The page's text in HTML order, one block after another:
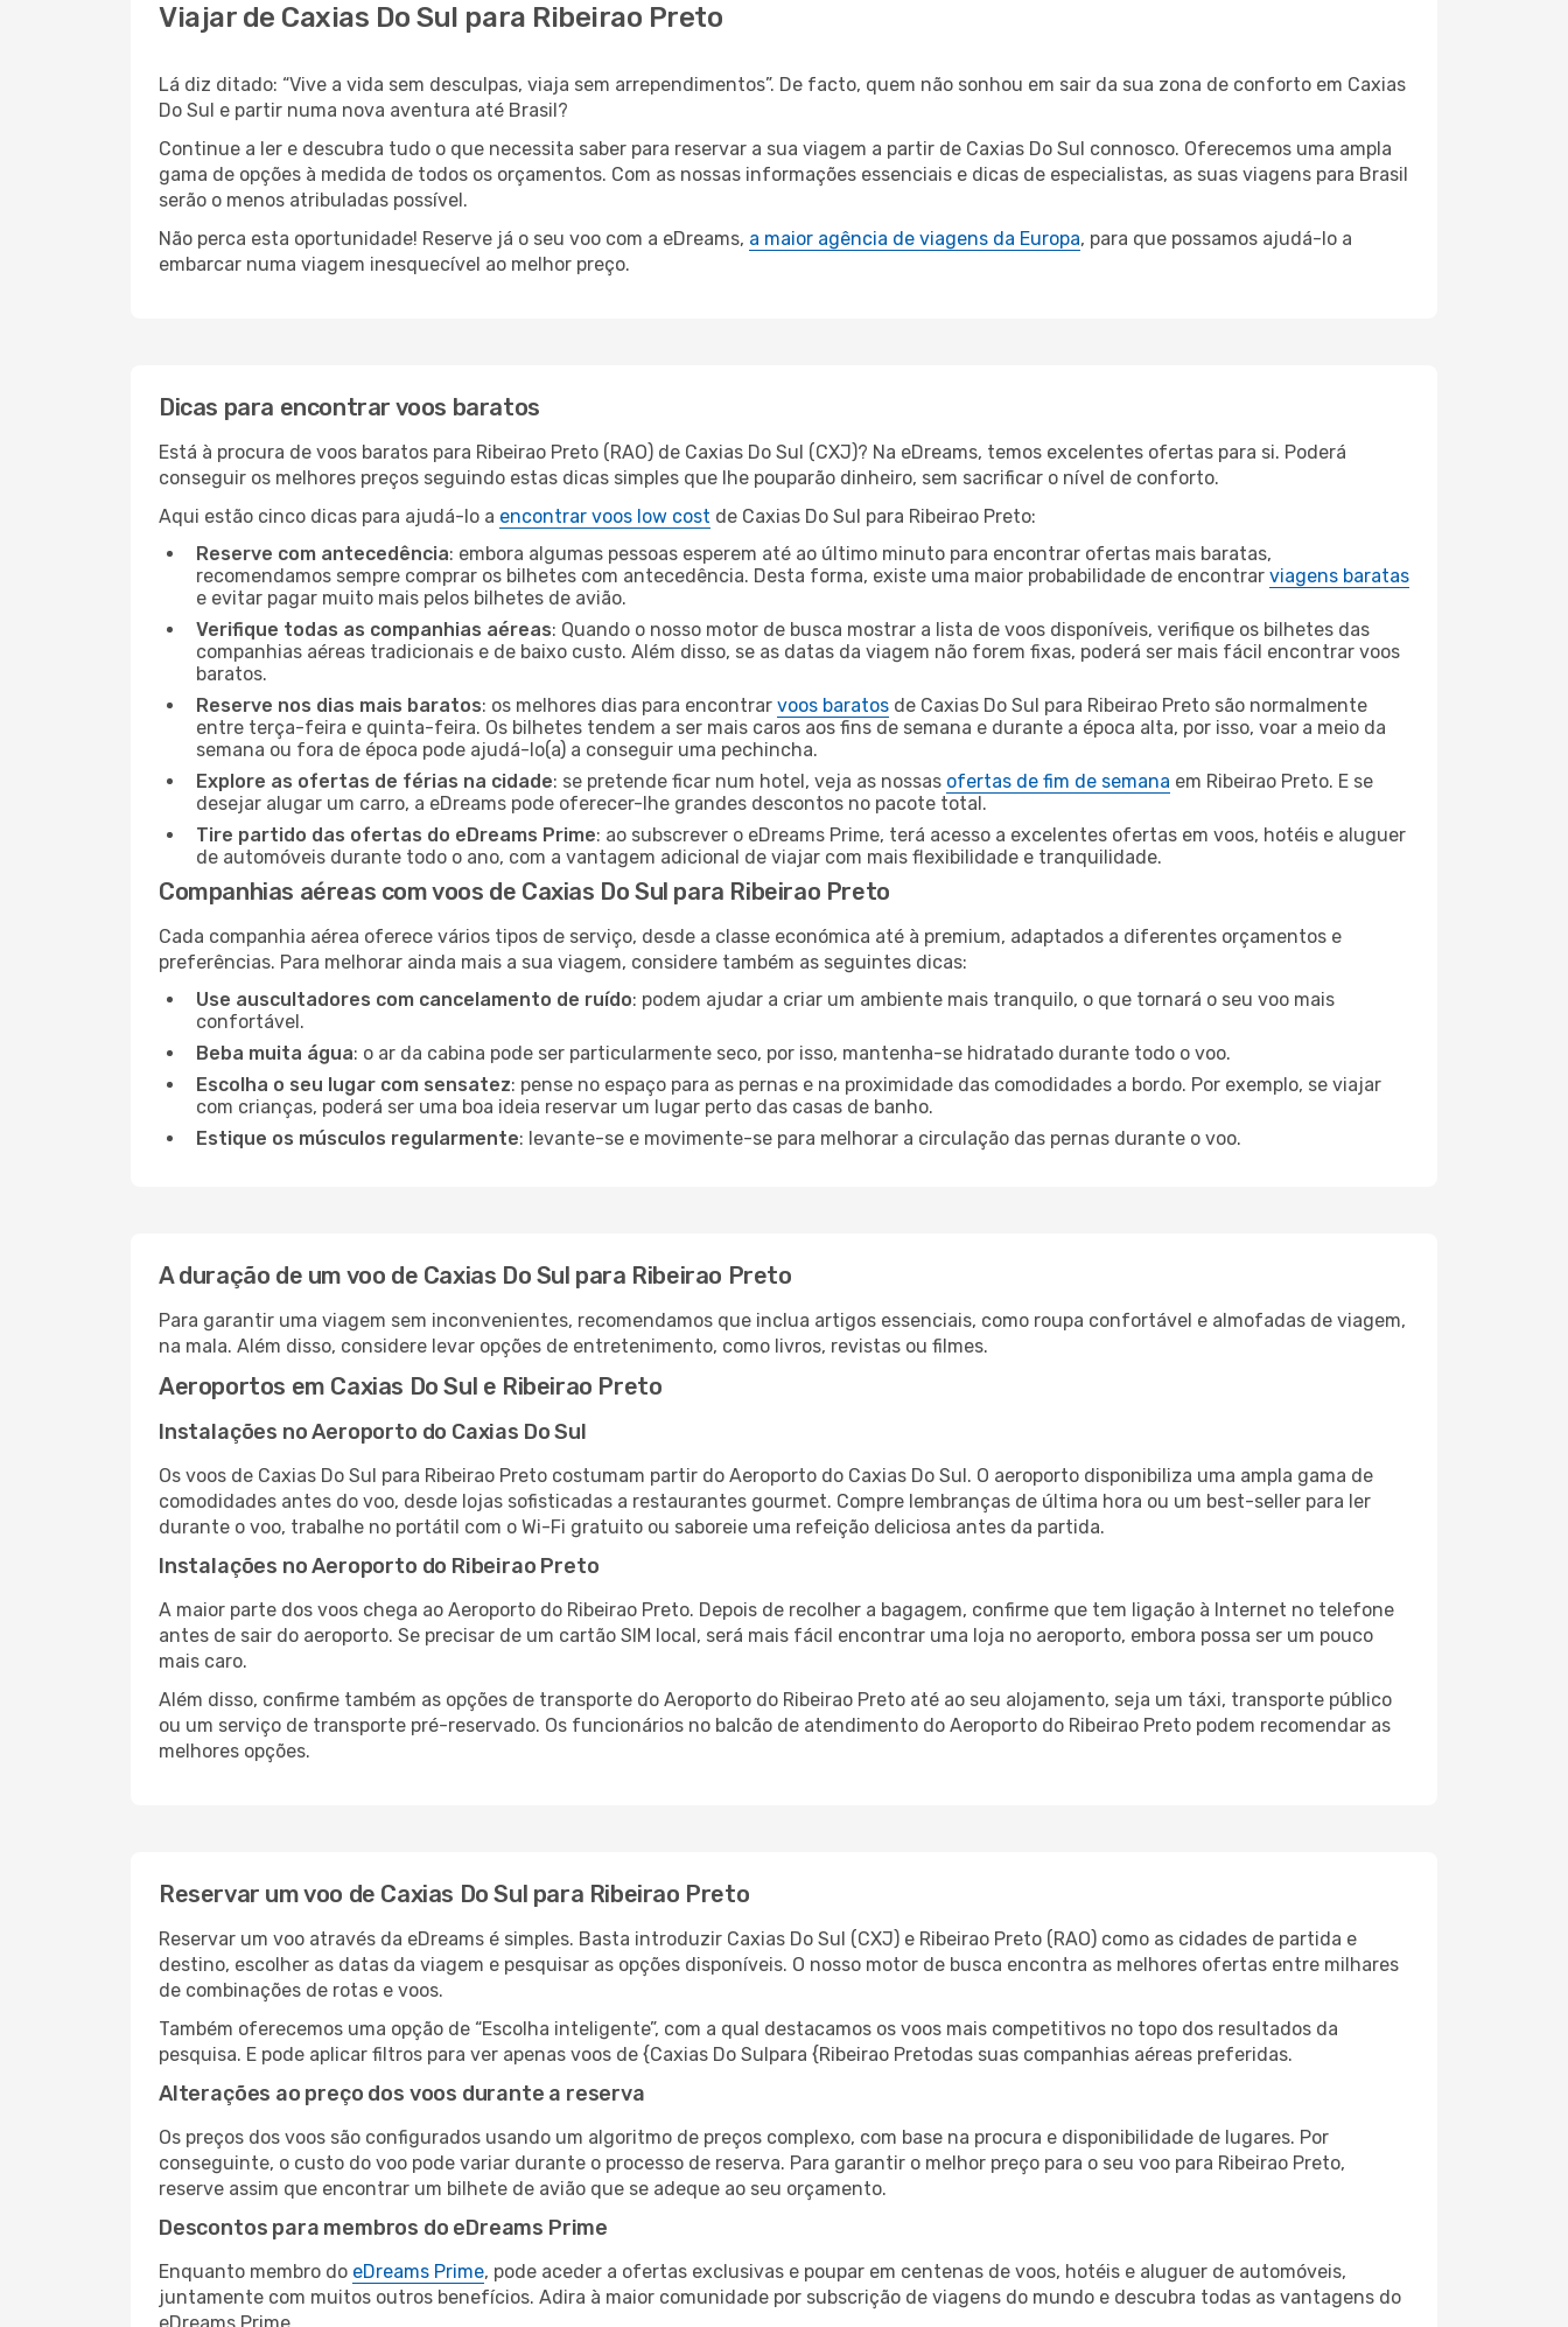
Viajar de Caxias Do Sul para Ribeirao Preto
Lá diz ditado: “Vive a vida sem desculpas, viaja sem arrependimentos”. De facto, quem não sonhou em sair da sua zona de conforto em Caxias
Do Sul e partir numa nova aventura até Brasil?
Continue a ler e descubra tudo o que necessita saber para reservar a sua viagem a partir de Caxias Do Sul connosco. Oferecemos uma ampla
gama de opções à medida de todos os orçamentos. Com as nossas informações essenciais e dicas de especialistas, as suas viagens para Brasil
serão o menos atribuladas possível.
Não perca esta oportunidade! Reserve já o seu voo com a eDreams, a maior agência de viagens da Europa, para que possamos ajudá-lo a
embarcar numa viagem inesquecível ao melhor preço.
Dicas para encontrar voos baratos
Está à procura de voos baratos para Ribeirao Preto (RAO) de Caxias Do Sul (CXJ)? Na eDreams, temos excelentes ofertas para si. Poderá
conseguir os melhores preços seguindo estas dicas simples que lhe pouparão dinheiro, sem sacrificar o nível de conforto.
Aqui estão cinco dicas para ajudá-lo a encontrar voos low cost de Caxias Do Sul para Ribeirao Preto:
Reserve com antecedência: embora algumas pessoas esperem até ao último minuto para encontrar ofertas mais baratas,
recomendamos sempre comprar os bilhetes com antecedência. Desta forma, existe uma maior probabilidade de encontrar viagens baratas
e evitar pagar muito mais pelos bilhetes de avião.
Verifique todas as companhias aéreas: Quando o nosso motor de busca mostrar a lista de voos disponíveis, verifique os bilhetes das
companhias aéreas tradicionais e de baixo custo. Além disso, se as datas da viagem não forem fixas, poderá ser mais fácil encontrar voos
baratos.
Reserve nos dias mais baratos: os melhores dias para encontrar voos baratos de Caxias Do Sul para Ribeirao Preto são normalmente
entre terça-feira e quinta-feira. Os bilhetes tendem a ser mais caros aos fins de semana e durante a época alta, por isso, voar a meio da
semana ou fora de época pode ajudá-lo(a) a conseguir uma pechincha.
Explore as ofertas de férias na cidade: se pretende ficar num hotel, veja as nossas ofertas de fim de semana em Ribeirao Preto. E se
desejar alugar um carro, a eDreams pode oferecer-lhe grandes descontos no pacote total.
Tire partido das ofertas do eDreams Prime: ao subscrever o eDreams Prime, terá acesso a excelentes ofertas em voos, hotéis e aluguer
de automóveis durante todo o ano, com a vantagem adicional de viajar com mais flexibilidade e tranquilidade.
Companhias aéreas com voos de Caxias Do Sul para Ribeirao Preto
Cada companhia aérea oferece vários tipos de serviço, desde a classe económica até à premium, adaptados a diferentes orçamentos e
preferências. Para melhorar ainda mais a sua viagem, considere também as seguintes dicas:
Use auscultadores com cancelamento de ruído: podem ajudar a criar um ambiente mais tranquilo, o que tornará o seu voo mais
confortável.
Beba muita água: o ar da cabina pode ser particularmente seco, por isso, mantenha-se hidratado durante todo o voo.
Escolha o seu lugar com sensatez: pense no espaço para as pernas e na proximidade das comodidades a bordo. Por exemplo, se viajar
com crianças, poderá ser uma boa ideia reservar um lugar perto das casas de banho.
Estique os músculos regularmente: levante-se e movimente-se para melhorar a circulação das pernas durante o voo.
A duração de um voo de Caxias Do Sul para Ribeirao Preto
Para garantir uma viagem sem inconvenientes, recomendamos que inclua artigos essenciais, como roupa confortável e almofadas de viagem,
na mala. Além disso, considere levar opções de entretenimento, como livros, revistas ou filmes.
Aeroportos em Caxias Do Sul e Ribeirao Preto
Instalações no Aeroporto do Caxias Do Sul
Os voos de Caxias Do Sul para Ribeirao Preto costumam partir do Aeroporto do Caxias Do Sul. O aeroporto disponibiliza uma ampla gama de
comodidades antes do voo, desde lojas sofisticadas a restaurantes gourmet. Compre lembranças de última hora ou um best-seller para ler
durante o voo, trabalhe no portátil com o Wi-Fi gratuito ou saboreie uma refeição deliciosa antes da partida.
Instalações no Aeroporto do Ribeirao Preto
A maior parte dos voos chega ao Aeroporto do Ribeirao Preto. Depois de recolher a bagagem, confirme que tem ligação à Internet no telefone
antes de sair do aeroporto. Se precisar de um cartão SIM local, será mais fácil encontrar uma loja no aeroporto, embora possa ser um pouco
mais caro.
Além disso, confirme também as opções de transporte do Aeroporto do Ribeirao Preto até ao seu alojamento, seja um táxi, transporte público
ou um serviço de transporte pré-reservado. Os funcionários no balcão de atendimento do Aeroporto do Ribeirao Preto podem recomendar as
melhores opções.
Reservar um voo de Caxias Do Sul para Ribeirao Preto
Reservar um voo através da eDreams é simples. Basta introduzir Caxias Do Sul (CXJ) e Ribeirao Preto (RAO) como as cidades de partida e
destino, escolher as datas da viagem e pesquisar as opções disponíveis. O nosso motor de busca encontra as melhores ofertas entre milhares
de combinações de rotas e voos.
Também oferecemos uma opção de “Escolha inteligente”, com a qual destacamos os voos mais competitivos no topo dos resultados da
pesquisa. E pode aplicar filtros para ver apenas voos de {Caxias Do Sulpara {Ribeirao Pretodas suas companhias aéreas preferidas.
Alterações ao preço dos voos durante a reserva
Os preços dos voos são configurados usando um algoritmo de preços complexo, com base na procura e disponibilidade de lugares. Por
conseguinte, o custo do voo pode variar durante o processo de reserva. Para garantir o melhor preço para o seu voo para Ribeirao Preto,
reserve assim que encontrar um bilhete de avião que se adeque ao seu orçamento.
Descontos para membros do eDreams Prime
Enquanto membro do eDreams Prime, pode aceder a ofertas exclusivas e poupar em centenas de voos, hotéis e aluguer de automóveis,
juntamente com muitos outros benefícios. Adira à maior comunidade por subscrição de viagens do mundo e descubra todas as vantagens do